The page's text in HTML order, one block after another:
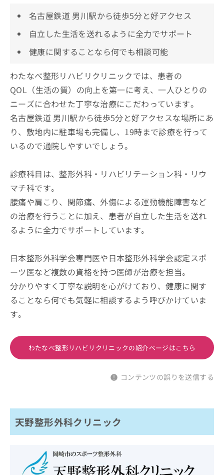
名古屋鉄道 男川駅から徒歩5分と好アクセス
自立した生活を送れるように全力でサポート
健康に関することなら何でも相談可能
わたなべ整形リハビリクリニックでは、患者の
QOL（生活の質）の向上を第一に考え、一人ひとりの
ニーズに合わせた丁寧な治療にこだわっています。
名古屋鉄道 男川駅から徒歩5分と好アクセスな場所にあ
り、敷地内に駐車場も完備し、19時まで診療を行って
いるので通院しやすいでしょう。
診療科目は、整形外科・リハビリテーション科・リウ
マチ科です。
腰痛や肩こり、関節痛、外傷による運動機能障害など
の治療を行うことに加え、患者が自立した生活を送れ
るように全力でサポートしています。
日本整形外科学会専門医や日本整形外科学会認定スポ
ーツ医など複数の資格を持つ医師が治療を担当。
分かりやすく丁寧な説明を心がけており、健康に関す
ることなら何でも気軽に相談するよう呼びかけていま
す。
わたなべ整形リハビリクリニックの紹介ページはこちら
コンテンツの誤りを送信する
天野整形外科クリニック